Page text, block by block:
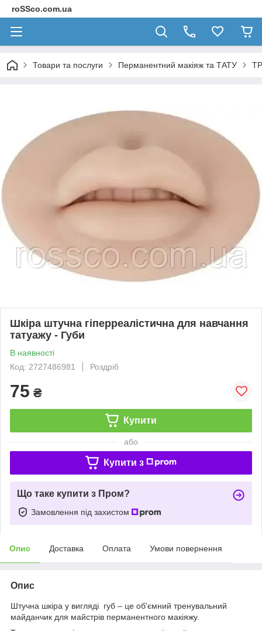
roSSco.com.ua
Товари та послуги Перманентний макіяж та ТАТУ
Шкіра штучна гіперреалістична для навчання
татуажу - Губи
В наявності
Код: 2727486981
Роздріб
75 ₴
Купити
або
Купити з
Що таке купити з Пром?
Замовлення під захистом
Опис Доставка Оплата Умови повернення
Опис
Штучна шкіра у вигляді губ – це об'ємний тренувальний
майданчик для майстрів перманентного макіяжу.